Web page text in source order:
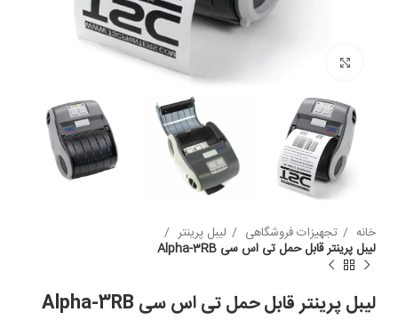
خانه تجهیزات فروشگاهی
لیبل پرینتر
لیبل پرینتر قابل حمل تی اس سی Alpha-3RB
لیبل پرینتر قابل حمل تی اس سی Alpha-3RB